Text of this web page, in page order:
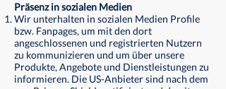
Präsenz in sozialen Medien
Wir unterhalten in sozialen Medien Profile
bzw. Fanpages, um mit den dort
angeschlossenen und registrierten Nutzern
zu kommunizieren und um über unsere
Produkte, Angebote und Dienstleistungen zu
informieren. Die US-Anbieter sind nach dem